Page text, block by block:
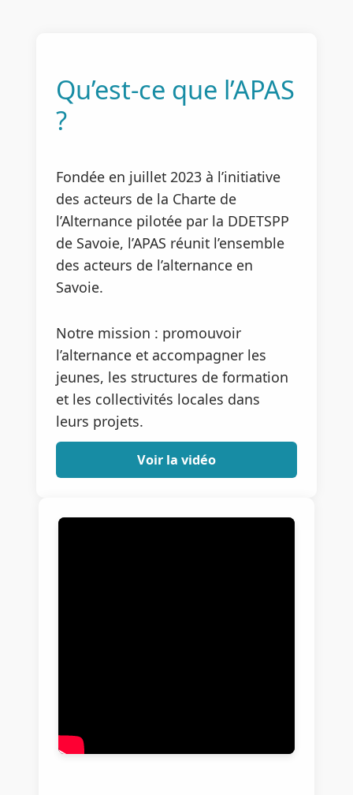
Qu’est-ce que l’APAS
?
Fondée en juillet 2023 à l’initiative
des acteurs de la Charte de
l’Alternance pilotée par la DDETSPP
de Savoie, l’APAS réunit l’ensemble
des acteurs de l’alternance en
Savoie.
Notre mission : promouvoir
l’alternance et accompagner les
jeunes, les structures de formation
et les collectivités locales dans
leurs projets.
Voir la vidéo